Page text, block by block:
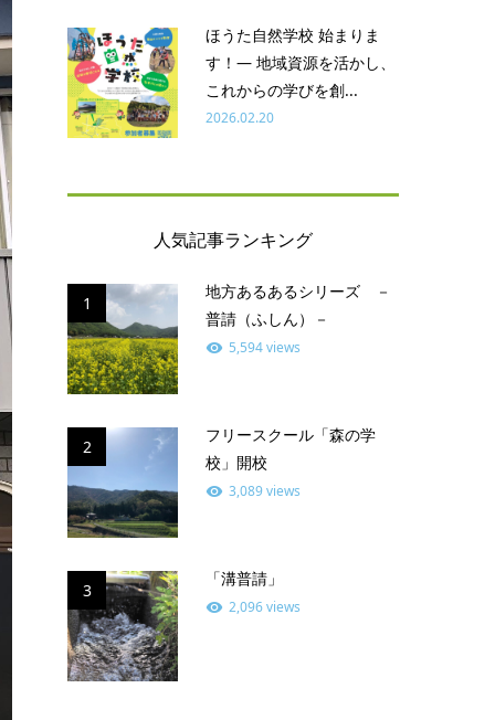
ほうた自然学校 始まりま
す！― 地域資源を活かし、
これからの学びを創...
2026.02.20
人気記事ランキング
1
地方あるあるシリーズ －
普請（ふしん）－
5,594 views
2
フリースクール「森の学
校」開校
3,089 views
3
「溝普請」
2,096 views